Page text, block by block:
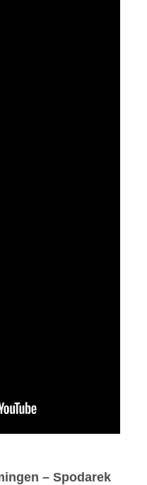
– Spodarek